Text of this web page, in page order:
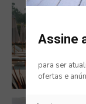
Assine
para ser
ofertas e